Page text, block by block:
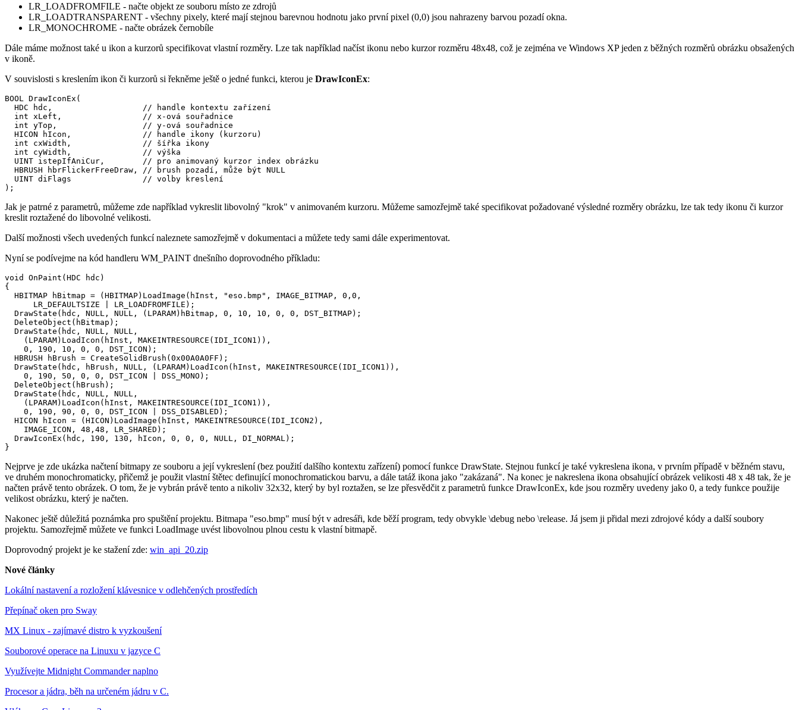
LR_LOADFROMFILE - načte objekt ze souboru místo ze zdrojů
LR_LOADTRANSPARENT - všechny pixely, které mají stejnou barevnou hodnotu jako první pixel (0,0) jsou nahrazeny barvou pozadí okna.
LR_MONOCHROME - načte obrázek černobíle
Dále máme možnost také u ikon a kurzorů specifikovat vlastní rozměry. Lze tak například načíst ikonu nebo kurzor rozměru 48x48, což je zejména ve Windows XP jeden z běžných rozměrů obrázku obsažených
v ikoně.
V souvislosti s kreslením ikon či kurzorů si řekněme ještě o jedné funkci, kterou je DrawIconEx:
BOOL DrawIconEx(
  HDC hdc,                   // handle kontextu zařízení
  int xLeft,                 // x-ová souřadnice
  int yTop,                  // y-ová souřadnice
  HICON hIcon,               // handle ikony (kurzoru)
  int cxWidth,               // šířka ikony
  int cyWidth,               // výška
  UINT istepIfAniCur,        // pro animovaný kurzor index obrázku
  HBRUSH hbrFlickerFreeDraw, // brush pozadí, může být NULL
  UINT diFlags               // volby kreslení
);
Jak je patrné z parametrů, můžeme zde například vykreslit libovolný "krok" v animovaném kurzoru. Můžeme samozřejmě také specifikovat požadované výsledné rozměry obrázku, lze tak tedy ikonu či kurzor
kreslit roztažené do libovolné velikosti.
Další možnosti všech uvedených funkcí naleznete samozřejmě v dokumentaci a můžete tedy sami dále experimentovat.
Nyní se podívejme na kód handleru WM_PAINT dnešního doprovodného příkladu:
void OnPaint(HDC hdc)
{
  HBITMAP hBitmap = (HBITMAP)LoadImage(hInst, "eso.bmp", IMAGE_BITMAP, 0,0,
      LR_DEFAULTSIZE | LR_LOADFROMFILE);
  DrawState(hdc, NULL, NULL, (LPARAM)hBitmap, 0, 10, 10, 0, 0, DST_BITMAP);
  DeleteObject(hBitmap);
  DrawState(hdc, NULL, NULL,
    (LPARAM)LoadIcon(hInst, MAKEINTRESOURCE(IDI_ICON1)),
    0, 190, 10, 0, 0, DST_ICON);
  HBRUSH hBrush = CreateSolidBrush(0x00A0A0FF);
  DrawState(hdc, hBrush, NULL, (LPARAM)LoadIcon(hInst, MAKEINTRESOURCE(IDI_ICON1)),
    0, 190, 50, 0, 0, DST_ICON | DSS_MONO);
  DeleteObject(hBrush);
  DrawState(hdc, NULL, NULL,
    (LPARAM)LoadIcon(hInst, MAKEINTRESOURCE(IDI_ICON1)),
    0, 190, 90, 0, 0, DST_ICON | DSS_DISABLED);
  HICON hIcon = (HICON)LoadImage(hInst, MAKEINTRESOURCE(IDI_ICON2),
    IMAGE_ICON, 48,48, LR_SHARED);
  DrawIconEx(hdc, 190, 130, hIcon, 0, 0, 0, NULL, DI_NORMAL);
}
Nejprve je zde ukázka načtení bitmapy ze souboru a její vykreslení (bez použití dalšího kontextu zařízení) pomocí funkce DrawState. Stejnou funkcí je také vykreslena ikona, v prvním případě v běžném stavu,
ve druhém monochromaticky, přičemž je použit vlastní štětec definující monochromatickou barvu, a dále tatáž ikona jako "zakázaná". Na konec je nakreslena ikona obsahující obrázek velikosti 48 x 48 tak, že je
načten právě tento obrázek. O tom, že je vybrán právě tento a nikoliv 32x32, který by byl roztažen, se lze přesvědčit z parametrů funkce DrawIconEx, kde jsou rozměry uvedeny jako 0, a tedy funkce použije
velikost obrázku, který je načten.
Nakonec ještě důležitá poznámka pro spuštění projektu. Bitmapa "eso.bmp" musí být v adresáři, kde běží program, tedy obvykle \debug nebo \release. Já jsem ji přidal mezi zdrojové kódy a další soubory
projektu. Samozřejmě můžete ve funkci LoadImage uvést libovolnou plnou cestu k vlastní bitmapě.
Doprovodný projekt je ke stažení zde: win_api_20.zip
Nové články
Lokální nastavení a rozložení klávesnice v odlehčených prostředích
Přepínač oken pro Sway
MX Linux - zajímavé distro k vyzkoušení
Souborové operace na Linuxu v jazyce C
Využívejte Midnight Commander naplno
Procesor a jádra, běh na určeném jádru v C.